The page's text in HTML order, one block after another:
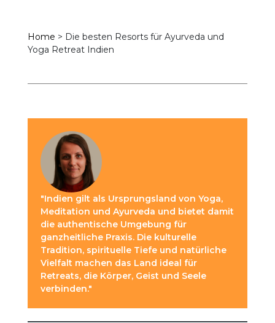
Home > Die besten Resorts für Ayurveda und
Yoga Retreat Indien
"Indien gilt als Ursprungsland von Yoga,
Meditation und Ayurveda und bietet damit
die authentische Umgebung für
ganzheitliche Praxis. Die kulturelle
Tradition, spirituelle Tiefe und natürliche
Vielfalt machen das Land ideal für
Retreats, die Körper, Geist und Seele
verbinden."